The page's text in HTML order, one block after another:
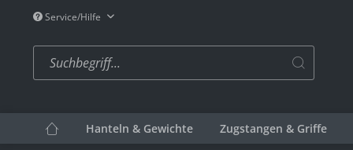
Service/Hilfe
Hanteln & Gewichte Zugstangen & Griffe